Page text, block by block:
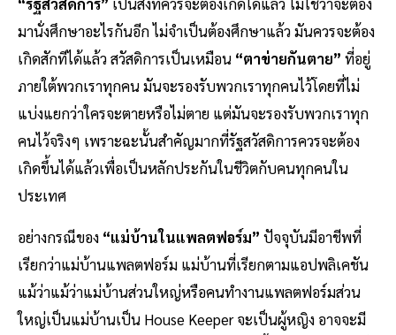
มานั่งศึกษาอะไรกันอีก ไม่จำเป็นต้องศึกษาแล้ว มันควรจะต้อง
เกิดสักทีได้แล้ว สวัสดิการเป็นเหมือน “ตาข่ายกันตาย” ที่อยู่
ภายใต้พวกเราทุกคน มันจะรองรับพวกเราทุกคนไว้โดยที่ไม่
แบ่งแยกว่าใครจะตายหรือไม่ตาย แต่มันจะรองรับพวกเราทุก
คนไว้จริงๆ เพราะฉะนั้นสำคัญมากที่รัฐสวัสดิการควรจะต้อง
เกิดขึ้นได้แล้วเพื่อเป็นหลักประกันในชีวิตกับคนทุกคนใน
ประเทศ
อย่างกรณีของ “แม่บ้านในแพลตฟอร์ม” ปัจจุบันมีอาชีพที่
เรียกว่าแม่บ้านแพลตฟอร์ม แม่บ้านที่เรียกตามแอปพลิเคชัน
แม้ว่าแม้ว่าแม่บ้านส่วนใหญ่หรือคนทำงานแพลตฟอร์มส่วน
ใหญ่เป็นแม่บ้านเป็น House Keeper จะเป็นผู้หญิง อาจจะมี